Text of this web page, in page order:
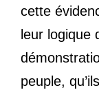
cette
leur logique
peuple,